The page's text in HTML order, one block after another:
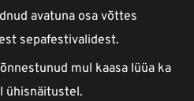
avatuna osa võttes
sepafestivalidest.
mul kaasa lüüa ka
ühisnäitustel.